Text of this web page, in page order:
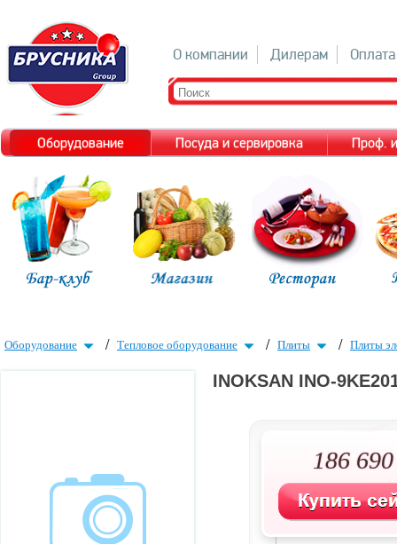
О компании Дилерам Оплата
Оборудование Посуда и сервировка Проф.
Оборудование / Тепловое оборудование / Плиты / Плиты
INOKSAN INO-
186